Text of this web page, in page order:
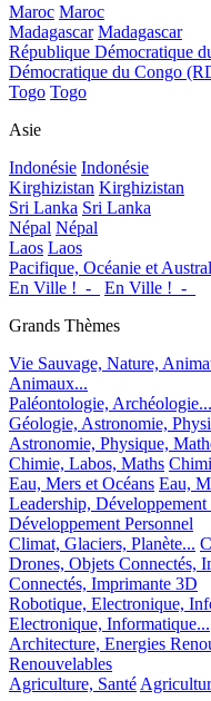
Maroc Maroc
Madagascar Madagascar
République Démocratique
Démocratique du Congo
Togo Togo
Asie
Indonésie Indonésie
Kirghizistan Kirghizistan
Sri Lanka Sri Lanka
Népal Népal
Laos Laos
Pacifique, Océanie et
En Ville !_-_
En Ville !_-_
Grands Thèmes
Vie Sauvage, Nature,
Animaux...
Paléontologie, Archéologie...
Géologie, Astronomie,
Astronomie, Physique,
Chimie, Labos, Maths
Eau, Mers et Océans Eau,
Leadership, Développement
Développement Personnel
Climat, Glaciers, Planète...
Drones, Objets Connectés,
Connectés, Imprimante 3D
Robotique, Electronique,
Electronique, Informatique...
Architecture, Energies
Renouvelables
Agriculture, Santé